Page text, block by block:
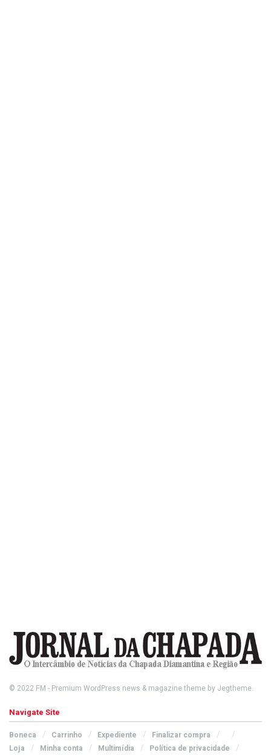
© 2022 FM - Premium WordPress news & magazine theme by Jegtheme.
Navigate Site
Boneca Carrinho Expediente
Finalizar compra
Loja
Minha conta Multimídia Política de privacidade